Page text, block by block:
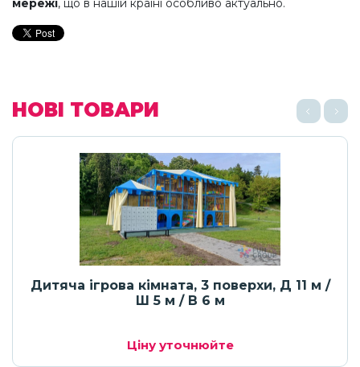
мережі, що в нашій країні особливо актуально.
НОВІ ТОВАРИ
Дитяча ігрова кімната, 3 поверхи, Д 11 м /
Ш 5 м / В 6 м
Ціну уточнюйте